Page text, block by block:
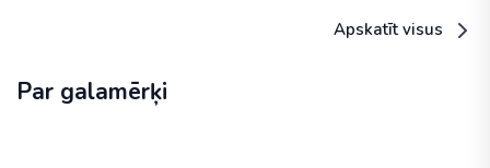
Apskatīt visus
Par galamērķi